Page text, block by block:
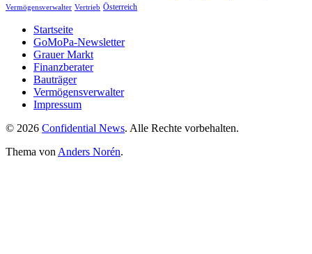
Vermögensverwalter Vertrieb Österreich
Startseite
GoMoPa-Newsletter
Grauer Markt
Finanzberater
Bauträger
Vermögensverwalter
Impressum
© 2026 Confidential News. Alle Rechte vorbehalten.
Thema von Anders Norén.